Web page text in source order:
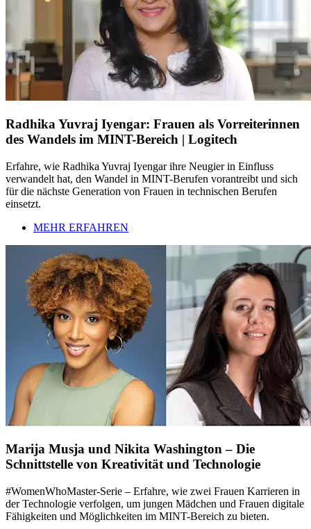
Radhika Yuvraj Iyengar: Frauen als Vorreiterinnen
des Wandels im MINT-Bereich | Logitech
Erfahre, wie Radhika Yuvraj Iyengar ihre Neugier in Einfluss
verwandelt hat, den Wandel in MINT-Berufen vorantreibt und sich
für die nächste Generation von Frauen in technischen Berufen
einsetzt.
MEHR ERFAHREN
Marija Musja und Nikita Washington – Die
Schnittstelle von Kreativität und Technologie
#WomenWhoMaster-Serie – Erfahre, wie zwei Frauen Karrieren in
der Technologie verfolgen, um jungen Mädchen und Frauen digitale
Fähigkeiten und Möglichkeiten im MINT-Bereich zu bieten.